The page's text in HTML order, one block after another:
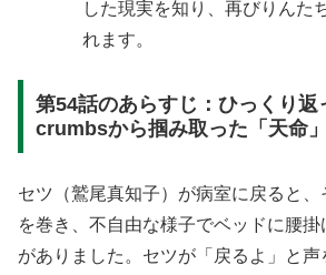
した現実を知り、再びりんた
れます。
第54話のあらすじ：ひっくり返
crumbsから掴み取った「天命」
セツ（鷲尾真知子）が病室に戻ると
を巻き、不自由な様子でベッドに腰
がありました。セツが「戻るよ」と